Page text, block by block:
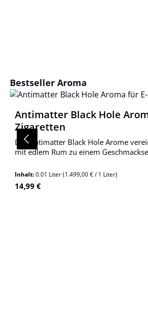
Produktgalerie überspringen
Bestseller Aroma
Antimatter Black Hole
Zigaretten
Das Antimatter Black Hole Arome
mit edlem Rum zu einem
Inhalt:0.01 Liter(1.499,00 € / 1 Liter)
Regulärer Preis:
14,99 €